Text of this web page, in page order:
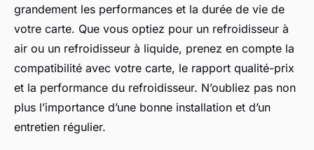
grandement les performances et la durée de vie de
votre carte. Que vous optiez pour un refroidisseur à
air ou un refroidisseur à liquide, prenez en compte la
compatibilité avec votre carte, le rapport qualité-prix
et la performance du refroidisseur. N’oubliez pas non
plus l’importance d’une bonne installation et d’un
entretien régulier.